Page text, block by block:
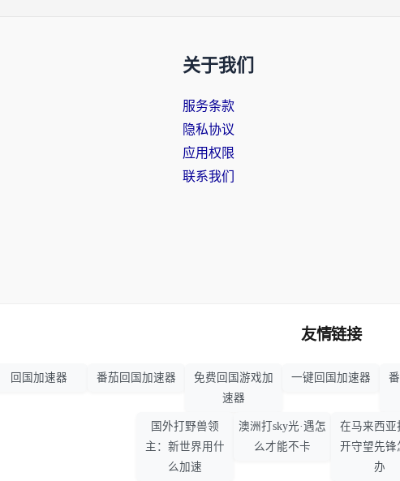
关于我们
服务条款
隐私协议
应用权限
联系我们
友情链接
回国加速器 番茄回国加速器
免费回国游戏加
速器
一键回国加速器
国外打野兽领
主：新世界用什
么加速
澳洲打sky光·遇怎
么才能不卡
在马来西亚
开守望先锋
办